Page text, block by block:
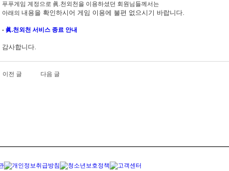
푸푸게임 계정으로 眞.천외천을 이용하셨던 회원님들께서는
아래의 내용을 확인하시어 게임 이용에 불편 없으시기 바랍니다.
- 眞.천외천 서비스 종료 안내
감사합니다.
이전 글 다음 글